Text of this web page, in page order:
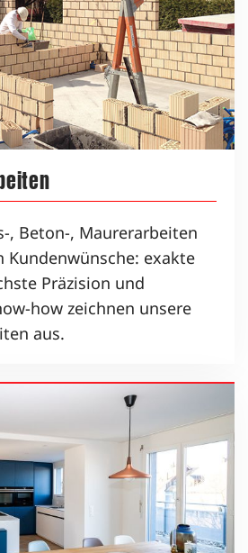
, Beton-, Maurerarbeiten
Kundenwünsche: exakte
Präzision und
how zeichnen unsere
aus.